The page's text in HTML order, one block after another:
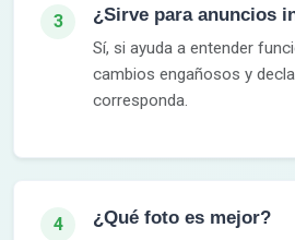
3 ¿Sirve para anuncios
Sí, si ayuda a entender
cambios engañosos y
corresponda.
4 ¿Qué foto es mejor?